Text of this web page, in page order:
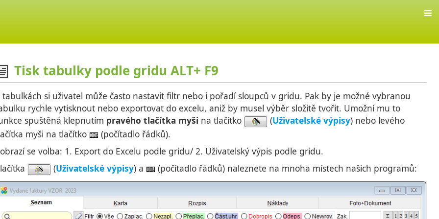
Tisk tabulky podle gridu ALT+ F9
tabulkách si uživatel může často nastavit filtr nebo i pořadí sloupců v gridu. Pak by je možné vybranou
rychle vytisknout nebo exportovat do excelu, aniž by musel výběr složitě tvořit. Umožní mu to
spuštěná klepnutím pravého tlačítka myši na tlačítko (Uživatelské výpisy) nebo levého
myši na tlačítko
(počítadlo řádků).
se volba: 1. Export do Excelu podle gridu/ 2. Uživatelský výpis podle gridu.
(Uživatelské výpisy) a (počítadlo řádků) naleznete na mnoha místech našich programů: